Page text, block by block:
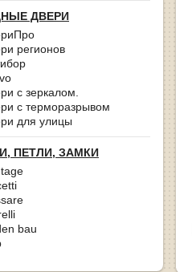
ДВЕРИ
регионов
с зеркалом.
с терморазрывом
для улицы
ПЕТЛИ, ЗАМКИ
bau